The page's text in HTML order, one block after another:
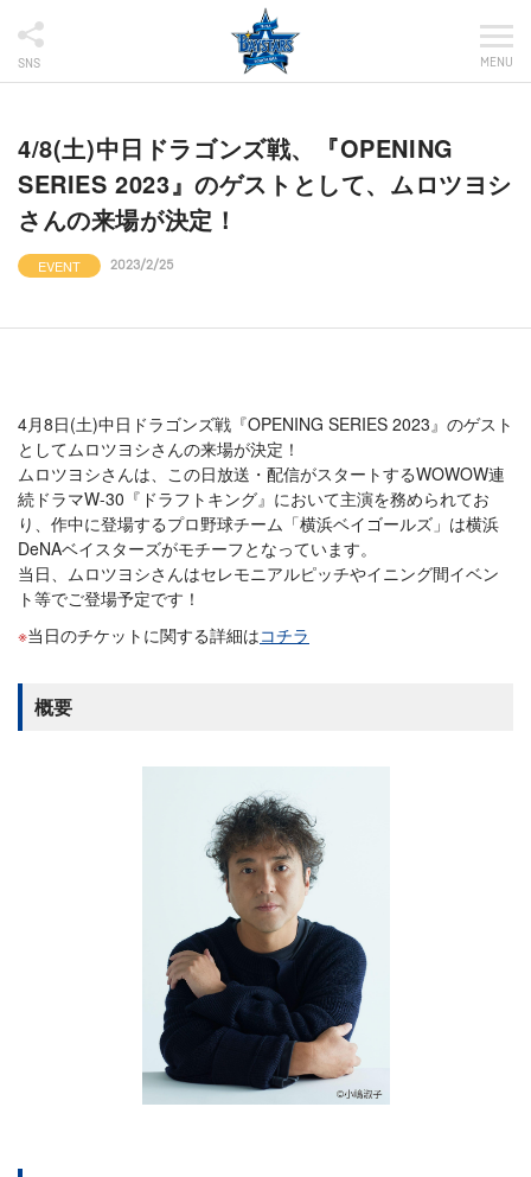
SNS MENU
4/8(土)中日ドラゴンズ戦、『OPENING
SERIES 2023』のゲストとして、ムロツヨシ
さんの来場が決定！
EVENT 2023/2/25
4月8日(土)中日ドラゴンズ戦『OPENING SERIES 2023』のゲスト
としてムロツヨシさんの来場が決定！
ムロツヨシさんは、この日放送・配信がスタートするWOWOW連
続ドラマW-30『ドラフトキング』において主演を務められてお
り、作中に登場するプロ野球チーム「横浜ベイゴールズ」は横浜
DeNAベイスターズがモチーフとなっています。
当日、ムロツヨシさんはセレモニアルピッチやイニング間イベン
ト等でご登場予定です！
当日のチケットに関する詳細はコチラ
概要